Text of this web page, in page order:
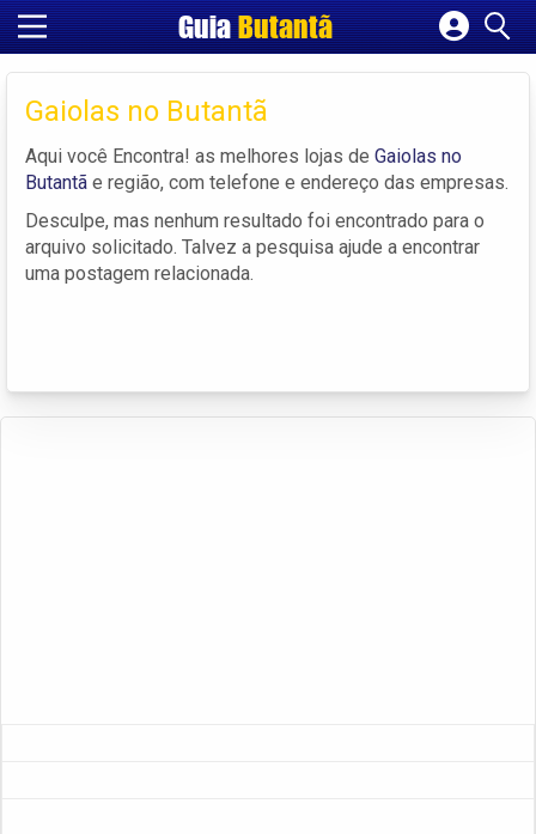
GuiaButantã
Cadastrar empresa
Fazer login
Criar conta
Gaiolas no Butantã
Aqui você Encontra! as melhores lojas de Gaiolas no
Butantã e região, com telefone e endereço das empresas.
Desculpe, mas nenhum resultado foi encontrado para o
arquivo solicitado. Talvez a pesquisa ajude a encontrar
uma postagem relacionada.